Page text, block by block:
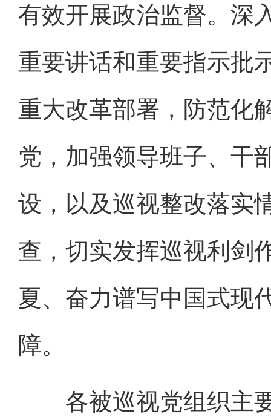
有效开展政治监督。深
重要讲话和重要指示批
重大改革部署，防范化
党，加强领导班子、干
设，以及巡视整改落实
查，切实发挥巡视利剑
夏、奋力谱写中国式现
障。
各被巡视党组织主要